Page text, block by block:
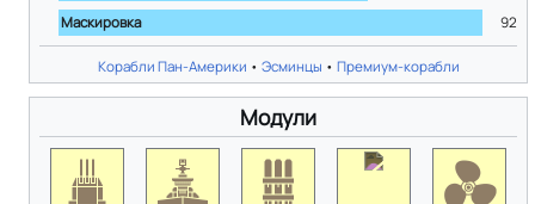
Маскировка
92
Корабли Пан-Америки • Эсминцы • Премиум-корабли
Модули